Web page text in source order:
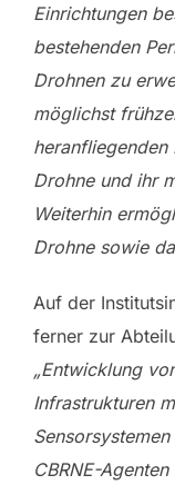
Einrichtungen
bestehenden
Drohnen zu
möglichst
Drohne und ihr
Weiterhin
Drohne sowie
Auf der
ferner zur
„Entwicklung
Infrastrukturen
CBRNE-